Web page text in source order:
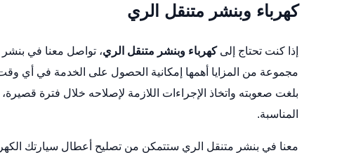
كهرباء وبنشر متنقل الري
إذا كنت تحتاج إلىكهرباء وبنشر متنقل الري، تواصل معنا في
مجموعة من المزايا أهمها إمكانية الحصول على الخدمة في أي
بلغت صعوبته واتخاذ الإجراءات اللازمة لإصلاحه خلال فترة
المناسبة.
معنا في بنشر متنقل الري ستتمكن من تصليح أعطال سيارتك